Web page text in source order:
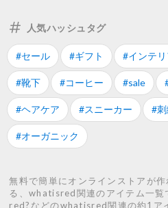
人気ハッシュタグ
#セール #ギフト #インテリ
#靴下 #コーヒー #sale
#ヘアケア #スニーカー #
#オーガニック
無料で簡単にオンラインストアが
る、whatisred関連のアイテム一
red?などのwhatisred関連の約1ア